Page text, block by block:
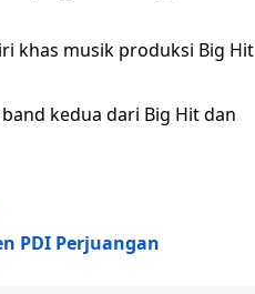
khas musik produksi Big Hit
kedua dari Big Hit dan
PDI Perjuangan